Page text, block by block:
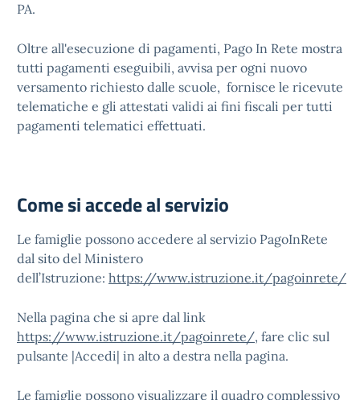
PA.
Oltre all'esecuzione di pagamenti, Pago In Rete mostra
tutti pagamenti eseguibili, avvisa per ogni nuovo
versamento richiesto dalle scuole, fornisce le ricevute
telematiche e gli attestati validi ai fini fiscali per tutti
pagamenti telematici effettuati.
Come si accede al servizio
Le famiglie possono accedere al servizio PagoInRete
dal sito del Ministero
dell’Istruzione: https://www.istruzione.it/pagoinrete/
Nella pagina che si apre dal link
https://www.istruzione.it/pagoinrete/, fare clic sul
pulsante |Accedi| in alto a destra nella pagina.
Le famiglie possono visualizzare il quadro complessivo